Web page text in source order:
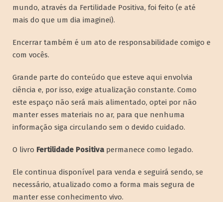
mundo, através da Fertilidade Positiva, foi feito (e até
mais do que um dia imaginei).
Encerrar também é um ato de responsabilidade comigo e
com vocês.
Grande parte do conteúdo que esteve aqui envolvia
ciência e, por isso, exige atualização constante. Como
este espaço não será mais alimentado, optei por não
manter esses materiais no ar, para que nenhuma
informação siga circulando sem o devido cuidado.
O livro Fertilidade Positivapermanece como legado.
Ele continua disponível para venda e seguirá sendo, se
necessário, atualizado como a forma mais segura de
manter esse conhecimento vivo.